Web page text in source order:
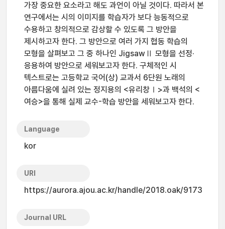
가장 중요한 요소라고 해도 과언이 아닐 것이다. 따라서 본
연구에서는 시의 이미지를 학습자가 보다 능동적으로
수용하고 창의적으로 감상할 수 있도록 그 방안을
제시하고자 한다. 그 방안으로 여러 가지 협동 학습의
모형을 살펴보고 그 중 하나인 JigsawⅡ 모형을 선정·
응용하여 방안으로 세워보고자 한다. 구체적인 시
텍스트로는 고등학교 국어(상) 교과서 6단원 노래의
아름다움에 실려 있는 정지용의 <유리창Ⅰ>과 백석의 <
여승>을 통해 실제 교수-학습 방안을 세워보고자 한다.
Language
kor
URI
https://aurora.ajou.ac.kr/handle/2018.oak/9173
Journal URL